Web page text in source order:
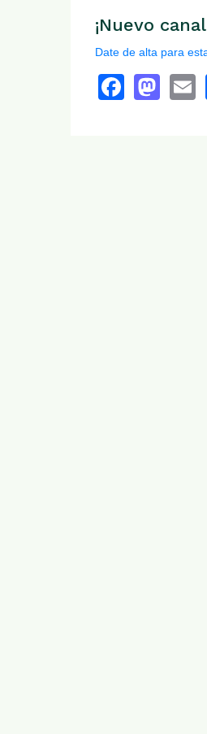
¡Nuevo
Date de alta para